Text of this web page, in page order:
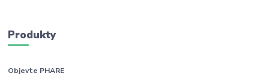
Produkty
Objevte PHARE